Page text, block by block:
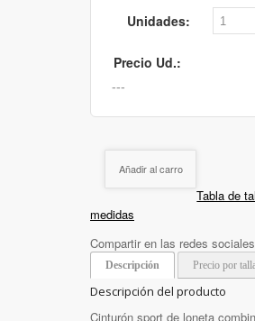
Unidades:
Precio Ud.:
Añadir al carro
Tabla de
medidas
Compartir en las redes
Descripción Precio por
Descripción del producto
Cinturón sport de loneta